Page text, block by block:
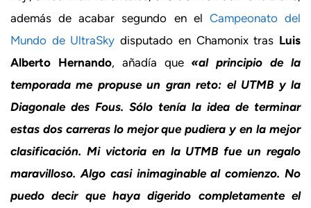
además de acabar segundo en el Campeonato del
Mundo de UltraSky disputado en Chamonix tras Luis
Alberto Hernando, añadía que «al principio de la
temporada me propuse un gran reto: el UTMB y la
Diagonale des Fous. Sólo tenía la idea de terminar
estas dos carreras lo mejor que pudiera y en la mejor
clasificación. Mi victoria en la UTMB fue un regalo
maravilloso. Algo casi inimaginable al comienzo. No
puedo decir que haya digerido completamente el